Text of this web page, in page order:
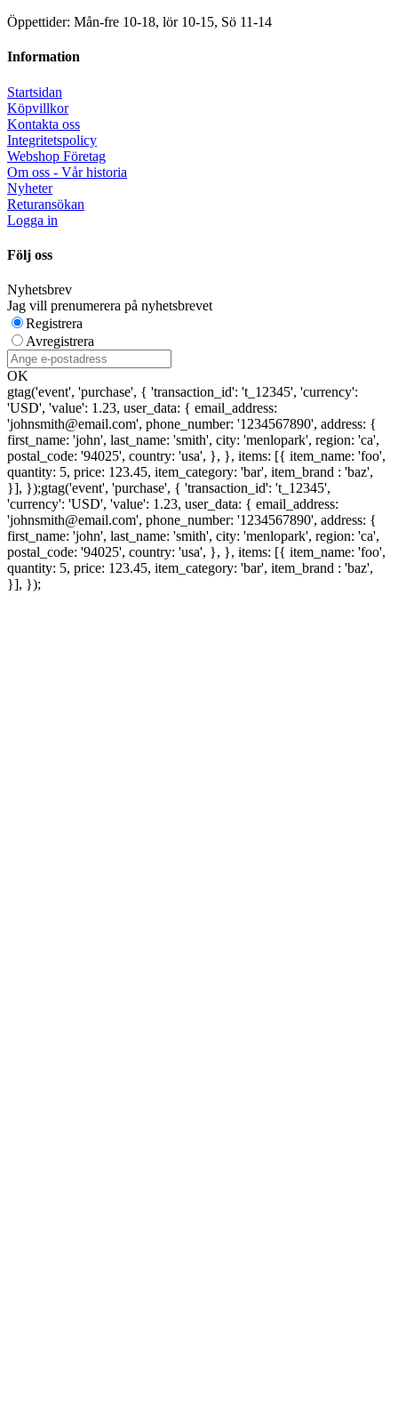
Öppettider: Mån-fre 10-18, lör 10-15, Sö 11-14
Information
Startsidan
Köpvillkor
Kontakta oss
Integritetspolicy
Webshop Företag
Om oss - Vår historia
Nyheter
Returansökan
Logga in
Följ oss
Nyhetsbrev
Jag vill prenumerera på nyhetsbrevet
Registrera
Avregistrera
OK
gtag('event', 'purchase', { 'transaction_id': 't_12345', 'currency':
'USD', 'value': 1.23, user_data: { email_address:
'johnsmith@email.com', phone_number: '1234567890', address: {
first_name: 'john', last_name: 'smith', city: 'menlopark', region: 'ca',
postal_code: '94025', country: 'usa', }, }, items: [{ item_name: 'foo',
quantity: 5, price: 123.45, item_category: 'bar', item_brand : 'baz',
}], });gtag('event', 'purchase', { 'transaction_id': 't_12345',
'currency': 'USD', 'value': 1.23, user_data: { email_address:
'johnsmith@email.com', phone_number: '1234567890', address: {
first_name: 'john', last_name: 'smith', city: 'menlopark', region: 'ca',
postal_code: '94025', country: 'usa', }, }, items: [{ item_name: 'foo',
quantity: 5, price: 123.45, item_category: 'bar', item_brand : 'baz',
}], });